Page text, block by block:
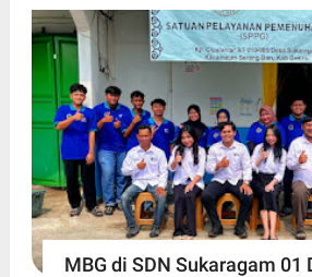
MBG di SDN Sukaragam 01